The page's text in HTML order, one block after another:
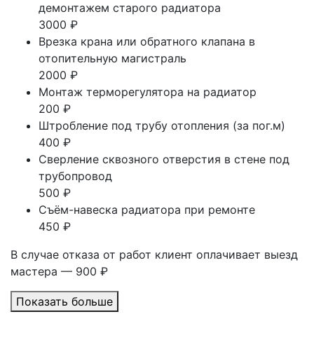
демонтажем старого радиатора
3000 ₽
Врезка крана или обратного клапана в
отопительную магистраль
2000 ₽
Монтаж терморегулятора на радиатор
200 ₽
Штробление под трубу отопления (за пог.м)
400 ₽
Сверление сквозного отверстия в стене под
трубопровод
500 ₽
Съём-навеска радиатора при ремонте
450 ₽
В случае отказа от работ клиент оплачивает выезд
мастера — 900 ₽
Показать больше